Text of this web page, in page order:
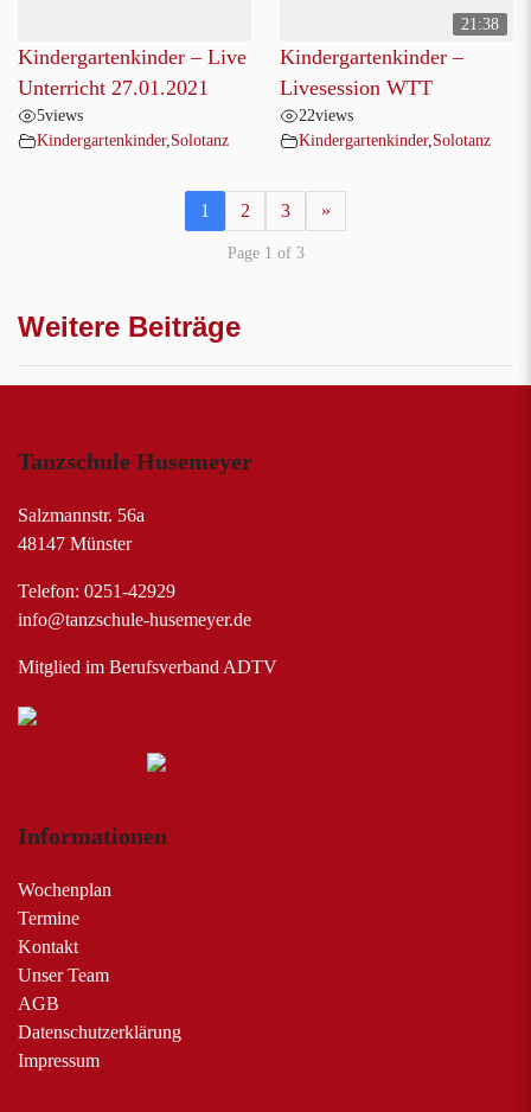
Kindergartenkinder – Live
Unterricht 27.01.2021
5views
Kindergartenkinder,Solotanz
21:38
Kindergartenkinder –
Livesession WTT
22views
Kindergartenkinder,Solotanz
1 2 3 »
Page 1 of 3
Weitere Beiträge
Tanzschule Husemeyer
Salzmannstr. 56a
48147 Münster
Telefon: 0251-42929
info@tanzschule-husemeyer.de
Mitglied im Berufsverband ADTV
Informationen
Wochenplan
Termine
Kontakt
Unser Team
AGB
Datenschutzerklärung
Impressum